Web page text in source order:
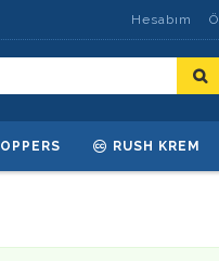
Hesabım
RUSH KREM